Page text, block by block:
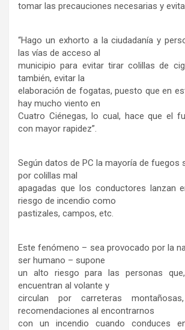
tomar las precauciones necesarias y
“Hago un exhorto a la ciudadanía y
las vías de acceso al
municipio para evitar tirar colillas de
también, evitar la
elaboración de fogatas, puesto que en
hay mucho viento en
Cuatro Ciénegas, lo cual, hace que el
con mayor rapidez”.
Según datos de PC la mayoría de fuegos
por colillas mal
apagadas que los conductores lanzan
riesgo de incendio como
pastizales, campos, etc.
Este fenómeno – sea provocado por la
ser humano – supone
un alto riesgo para las personas
encuentran al volante y
circulan por carreteras
recomendaciones al encontrarnos
con un incendio cuando conduces